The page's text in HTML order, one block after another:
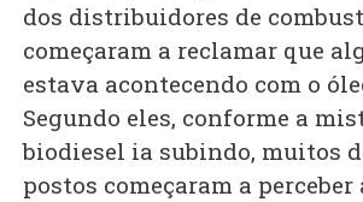
dos distribuidores de
começaram a reclamar que
estava acontecendo com o
Segundo eles, conforme a
biodiesel ia subindo, muitos
postos começaram a